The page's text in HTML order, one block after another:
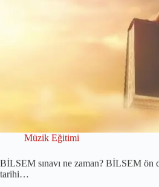
Müzik Eğitimi
BİLSEM sınavı ne zaman? BİLSEM ön
tarihi…